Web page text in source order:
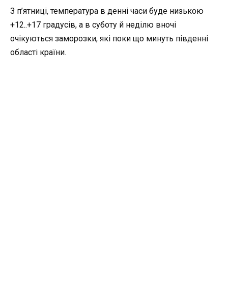
З п’ятниці, температура в денні часи буде низькою
+12..+17 градусів, а в суботу й неділю вночі
очікуються заморозки, які поки що минуть південні
області країни.